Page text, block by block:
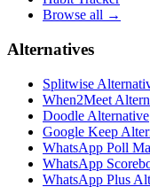
Browse all →
Alternatives
Splitwise
When2Meet
Doodle Alternative
Google Keep
WhatsApp Poll
WhatsApp
WhatsApp Plus